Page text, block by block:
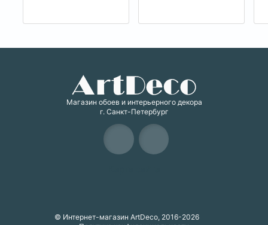
Магазин обоев и интерьерного декора
г. Санкт-Петербург
© Интернет-магазин ArtDeco, 2016-2026